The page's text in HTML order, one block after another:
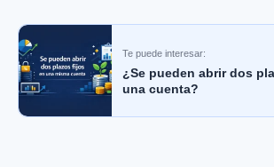
Te puede interesar:
¿Se pueden abrir dos
una cuenta?